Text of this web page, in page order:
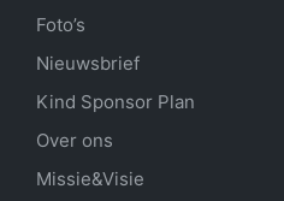
Foto’s
Nieuwsbrief
Kind Sponsor Plan
Over ons
Missie&Visie